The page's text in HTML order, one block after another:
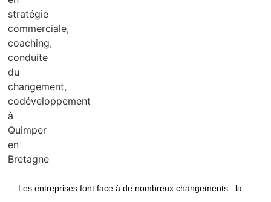
Les entreprises font face à de nombreux changements : la